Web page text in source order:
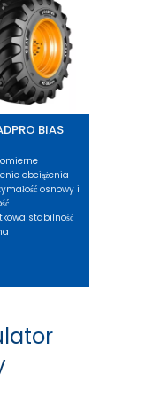
BIAS
obciążenia
osnowy i
stabilność